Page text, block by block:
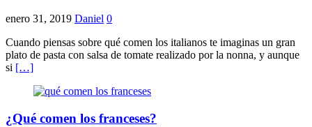
enero 31, 2019 Daniel 0
Cuando piensas sobre qué comen los italianos te imaginas un gran
plato de pasta con salsa de tomate realizado por la nonna, y aunque
si […]
¿Qué comen los franceses?